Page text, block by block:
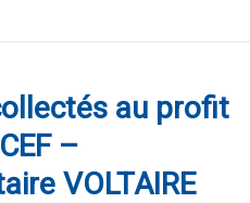
au profit
–
VOLTAIRE